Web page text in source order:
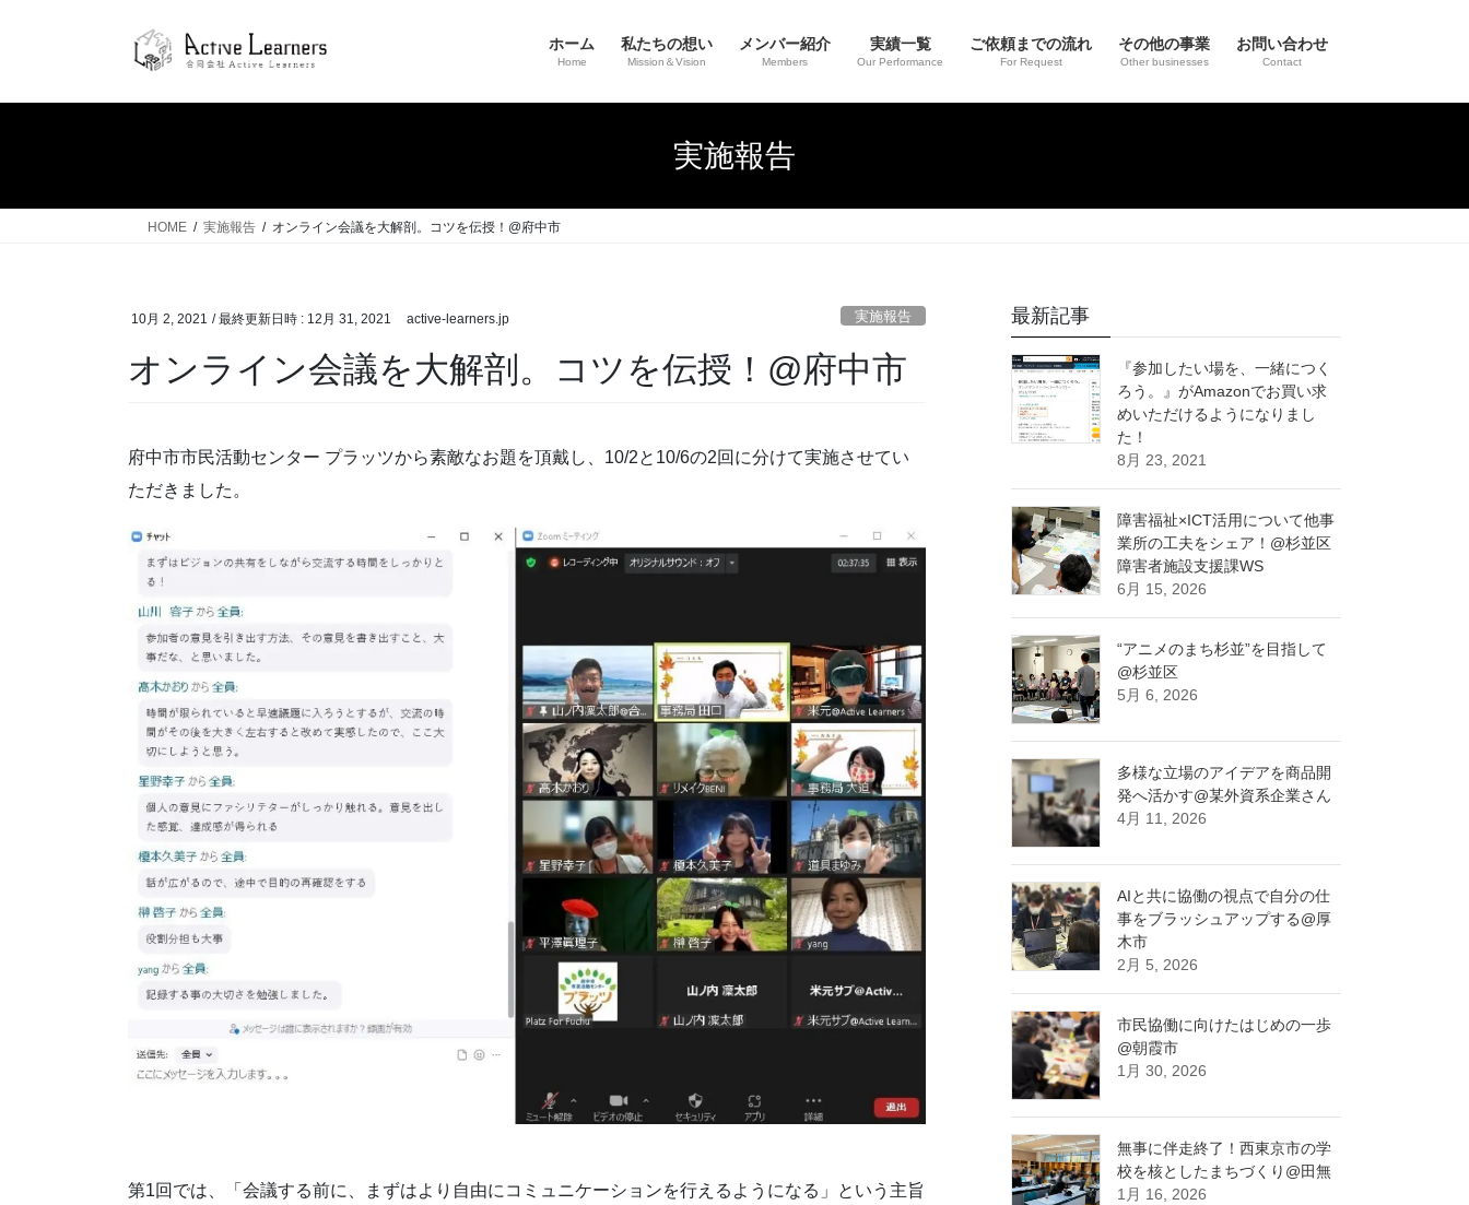
ホーム
Home
私たちの想い
Mission＆Vision
メンバー紹介
Members
実績一覧
Our Performance
ご依頼までの流れ
For Request
その他の事業
Other businesses
お問い合わせ
Contact
実施報告
HOME 実施報告 オンライン会議を大解剖。コツを伝授！@府中市
10月 2, 2021 / 最終更新日時 : 12月 31, 2021 active-learners.jp 実施報告
オンライン会議を大解剖。コツを伝授！@府中市
府中市市民活動センター プラッツから素敵なお題を頂戴し、10/2と10/6の2回に分けて実施させてい
ただきました。
第1回では、「会議する前に、まずはより自由にコミュニケーションを行えるようになる」という主旨
最新記事
『参加したい場を、一緒につく
ろう。』がAmazonでお買い求
めいただけるようになりまし
た！
8月 23, 2021
障害福祉×ICT活用について他事
業所の工夫をシェア！@杉並区
障害者施設支援課WS
6月 15, 2026
“アニメのまち杉並”を目指して
@杉並区
5月 6, 2026
多様な立場のアイデアを商品開
発へ活かす@某外資系企業さん
4月 11, 2026
AIと共に協働の視点で自分の仕
事をブラッシュアップする@厚
木市
2月 5, 2026
市民協働に向けたはじめの一歩
@朝霞市
1月 30, 2026
無事に伴走終了！西東京市の学
校を核としたまちづくり@田無
1月 16, 2026